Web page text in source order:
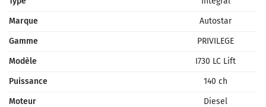
Marque
Autostar
Gamme
PRIVILEGE
Modèle
I730 LC Lift
Puissance
140 ch
Moteur
Diesel